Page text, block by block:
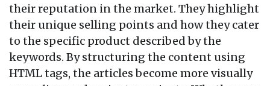
their reputation in the market. They highlight
their unique selling points and how they cater
to the specific product described by the
keywords. By structuring the content using
HTML tags, the articles become more visually